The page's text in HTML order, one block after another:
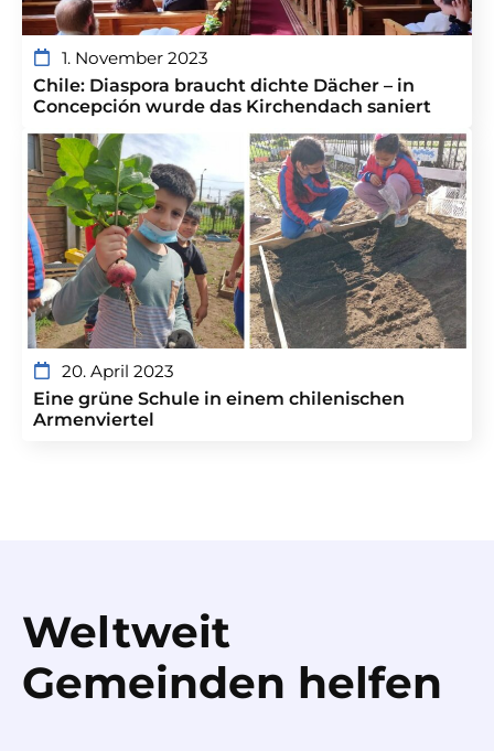
1. November 2023
Chile: Diaspora braucht dichte Dächer – in
Concepción wurde das Kirchendach saniert
20. April 2023
Eine grüne Schule in einem chilenischen
Armenviertel
Weltweit
Gemeinden helfen